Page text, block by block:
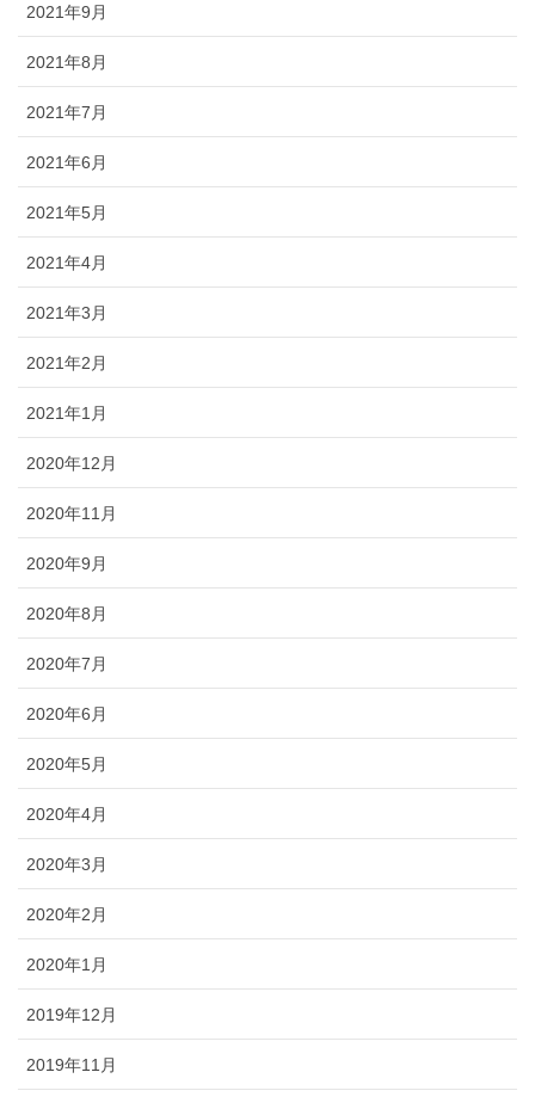
2021年9月
2021年8月
2021年7月
2021年6月
2021年5月
2021年4月
2021年3月
2021年2月
2021年1月
2020年12月
2020年11月
2020年9月
2020年8月
2020年7月
2020年6月
2020年5月
2020年4月
2020年3月
2020年2月
2020年1月
2019年12月
2019年11月